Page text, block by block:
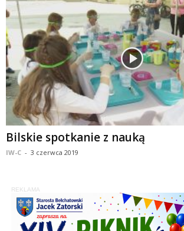
Bilskie spotkanie z nauką
IW-C - 3 czerwca 2019
REKLAMA